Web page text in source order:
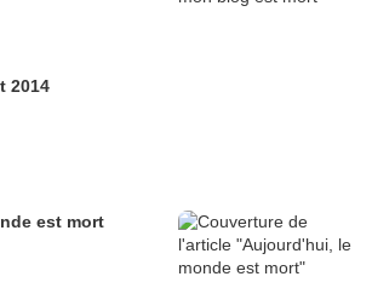
2014
est mort